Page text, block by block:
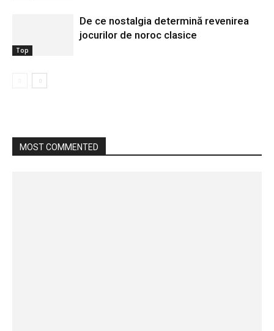
Top
De ce nostalgia determină revenirea
jocurilor de noroc clasice
MOST COMMENTED